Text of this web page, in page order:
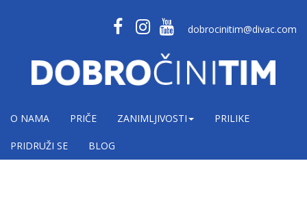
dobrocinitim@divac.com
O NAMA PRIČE ZANIMLJIVOSTI PRILIKE
PRIDRUŽI SE BLOG